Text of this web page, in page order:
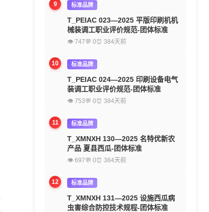
9 标准品牌
T_PEIAC 023—2025 平版印刷机机
械装调工职业评价规范-团体标准
👁 747💬 0⏰ 384天前
10 标准品牌
T_PEIAC 024—2025 印刷设备电气
装调工职业评价规范-团体标准
👁 753💬 0⏰ 384天前
11 标准品牌
T_XMNXH 130—2025 名特优新农
产品 夏县西瓜-团体标准
👁 697💬 0⏰ 384天前
12 标准品牌
T_XMNXH 131—2025 设施西瓜病
虫害综合防控技术规程-团体标准